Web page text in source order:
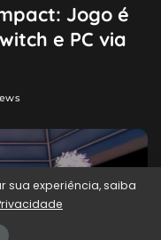
Jogo é
e PC via
sua experiência, saiba